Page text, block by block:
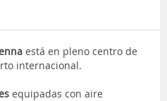
está en pleno centro de
internacional.
equipadas con aire